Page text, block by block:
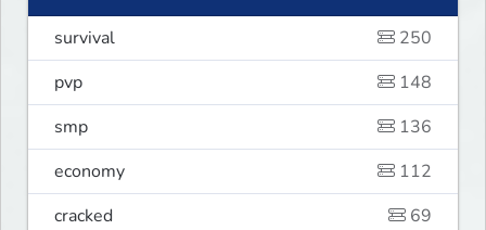
survival
250
pvp
148
smp
136
economy
112
cracked
69